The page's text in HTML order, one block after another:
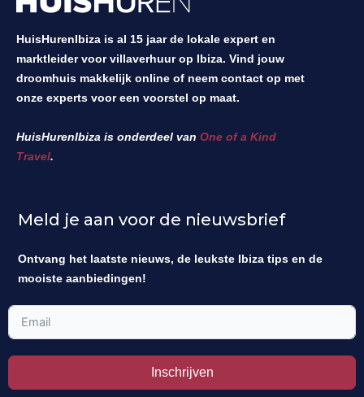
HuisHurenIbiza is al 15 jaar de lokale expert en
marktleider voor villaverhuur op Ibiza. Vind jouw
droomhuis makkelijk online of neem contact op met
onze experts voor een voorstel op maat.
HuisHurenIbiza is onderdeel van One of a Kind
Travel.
Meld je aan voor de nieuwsbrief
Ontvang het laatste nieuws, de leukste Ibiza tips en de
mooiste aanbiedingen!
Inschrijven